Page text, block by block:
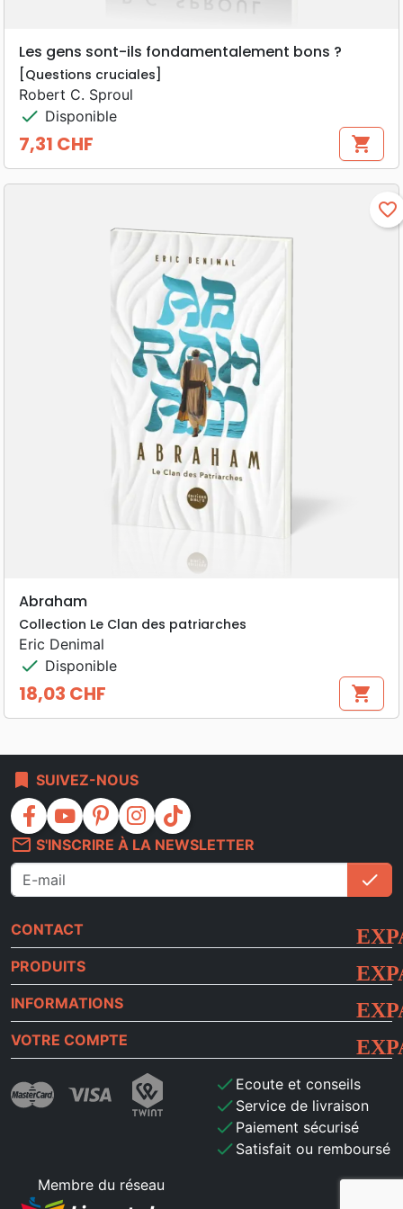
Les gens sont-ils fondamentalement bons ?
[Questions cruciales]
Robert C. Sproul
check Disponible
Prix
7,31 CHF shopping_cart
favorite_border
Abraham
Collection Le Clan des patriarches
Eric Denimal
check Disponible
Prix
18,03 CHF shopping_cart
bookmark SUIVEZ-NOUS
facebook youtube pinterest instagram
tiktok
mail_outline S'INSCRIRE À LA NEWSLETTER
check
CONTACT
PRODUITS
INFORMATIONS
VOTRE COMPTE
check Ecoute et conseils
check Service de livraison
check Paiement sécurisé
check Satisfait ou remboursé
Membre du réseau